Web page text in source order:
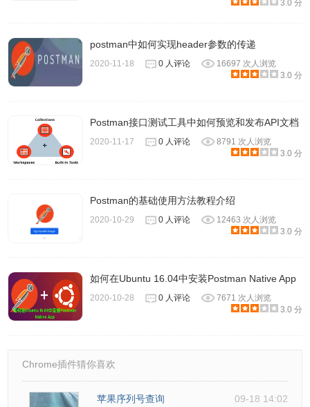
3.0 分
postman中如何实现header参数的传递
2020-11-18 0 人评论
16697 次人浏览
3.0 分
Postman接口测试工具中如何预览和发布API文档
2020-11-17 0 人评论
8791 次人浏览
3.0 分
Postman的基础使用方法教程介绍
2020-10-29 0 人评论
12463 次人浏览
3.0 分
如何在Ubuntu 16.04中安装Postman Native App
2020-10-28 0 人评论
7671 次人浏览
3.0 分
Chrome插件猜你喜欢
苹果序列号查询 09-18 14:02